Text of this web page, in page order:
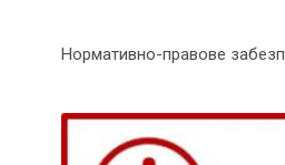
Нормативно-правове